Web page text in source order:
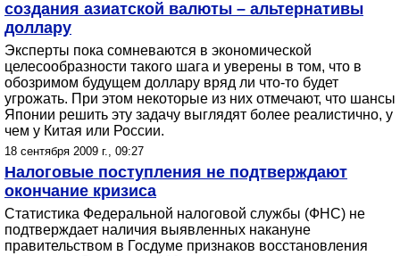
создания азиатской валюты – альтернативы
доллару
Эксперты пока сомневаются в экономической
целесообразности такого шага и уверены в том, что в
обозримом будущем доллару вряд ли что-то будет
угрожать. При этом некоторые из них отмечают, что шансы
Японии решить эту задачу выглядят более реалистично, у
чем у Китая или России.
18 сентября 2009 г., 09:27
Налоговые поступления не подтверждают
окончание кризиса
Статистика Федеральной налоговой службы (ФНС) не
подтверждает наличия выявленных накануне
правительством в Госдуме признаков восстановления